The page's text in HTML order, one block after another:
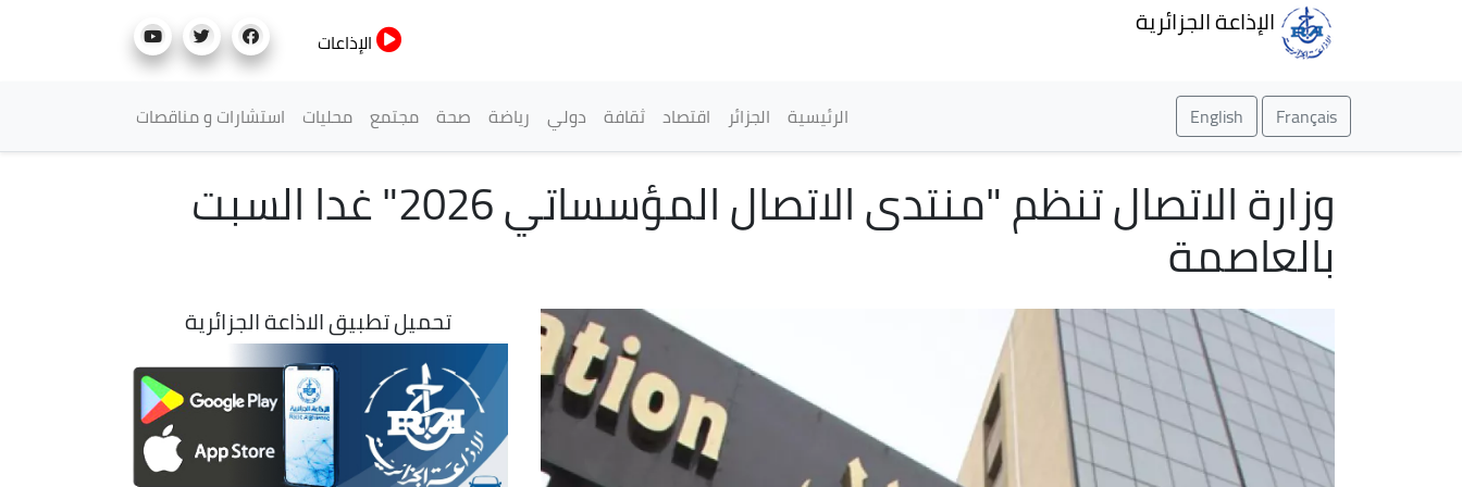
الإذاعة الجزائرية
الإذاعات
Français
English القائمة الرئيسية
الرئيسية الجزائر اقتصاد ثقافة دولي رياضة صحة مجتمع محليات استشارات و مناقصات
وزارة الاتصال تنظم "منتدى الاتصال المؤسساتي 2026" غدا السبت
بالعاصمة
تحميل تطبيق الاذاعة الجزائرية